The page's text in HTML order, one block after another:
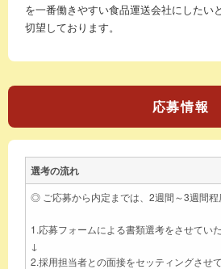
を一番働きやすい食品運送会社にしたいと
切望しております。
応募情報
選考の流れ
◎ ご応募から内定までは、2週間～3週間程
1.応募フォームによる書類選考をさせてい
↓
2.採用担当者との面接をセッティングさせ